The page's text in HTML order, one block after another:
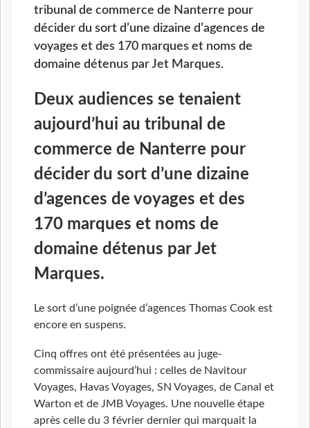
tribunal de commerce de Nanterre pour
décider du sort d’une dizaine d’agences de
voyages et des 170 marques et noms de
domaine détenus par Jet Marques.
Deux audiences se tenaient
aujourd’hui au tribunal de
commerce de Nanterre pour
décider du sort d’une dizaine
d’agences de voyages et des
170 marques et noms de
domaine détenus par Jet
Marques.
Le sort d’une poignée d’agences Thomas Cook est
encore en suspens.
Cinq offres ont été présentées au juge-
commissaire aujourd’hui : celles de Navitour
Voyages, Havas Voyages, SN Voyages, de Canal et
Warton et de JMB Voyages. Une nouvelle étape
après celle du 3 février dernier qui marquait la